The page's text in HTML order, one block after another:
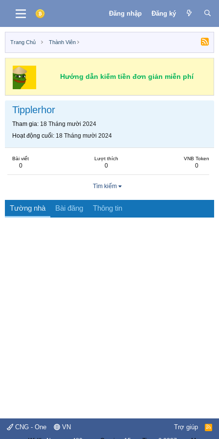
Đăng nhập Đăng ký
Trang Chủ Thành Viên
Hướng dẫn kiếm tiền đơn giản miễn phí
Tipplerhor
Tham gia 18 Tháng mười 2024
Hoạt động cuối 18 Tháng mười 2024
Bài viết
0
Lượt thích
0
VNB Token
0
Tìm kiếm
Tường nhà Bài đăng Thông tin
CNG - One VN Trợ giúp
R